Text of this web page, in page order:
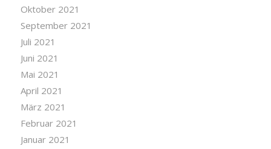
Oktober 2021
September 2021
Juli 2021
Juni 2021
Mai 2021
April 2021
März 2021
Februar 2021
Januar 2021